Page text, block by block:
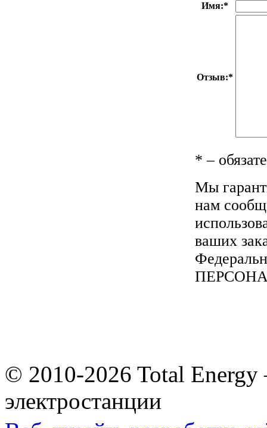
Имя:*
Отзыв:*
* –
Мы
нам
ваших
© 2010-2026 Total
электростанции